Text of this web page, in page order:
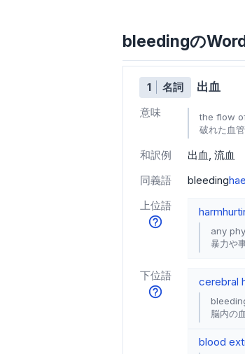
bleedingの
1 名詞 出血
意味
the flow
破れた血
和訳例 出血 流血
同義語
bleeding
上位語
harmhurt
any
暴力や
下位語 cerebral
脳内の
blood